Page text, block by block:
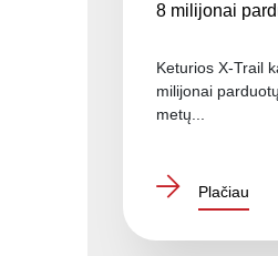
8 milijonai
Keturios X-Trail
milijonai
metų...
Plačiau